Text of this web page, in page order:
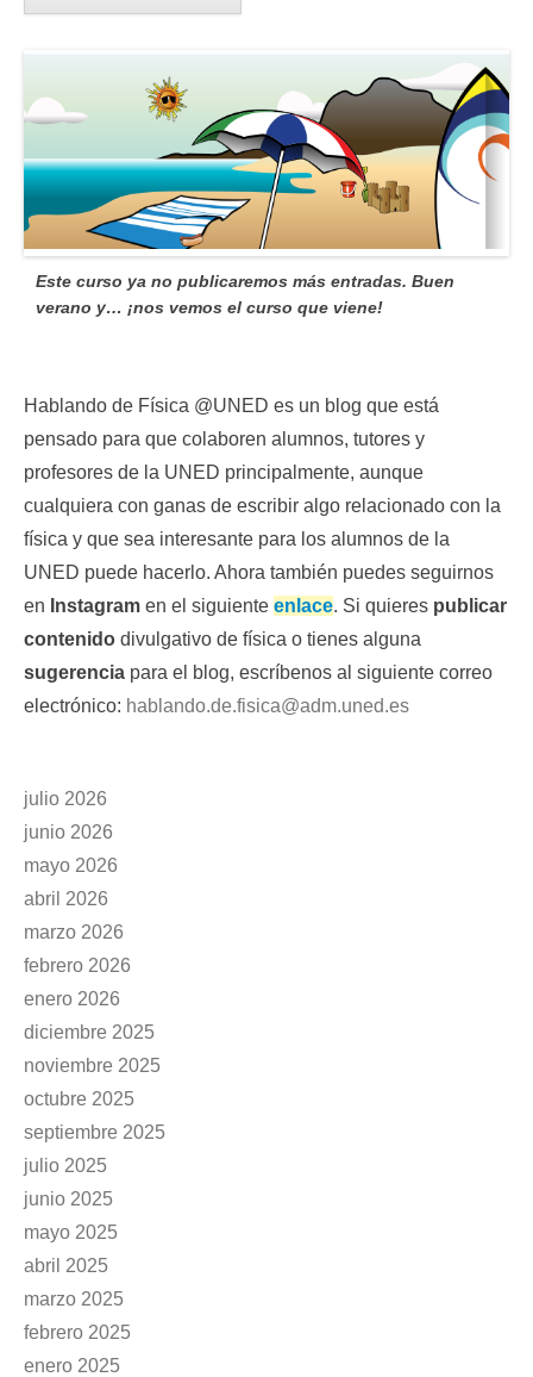
Este curso ya no publicaremos más entradas. Buen
verano y… ¡nos vemos el curso que viene!
Hablando de Física @UNED es un blog que está
pensado para que colaboren alumnos, tutores y
profesores de la UNED principalmente, aunque
cualquiera con ganas de escribir algo relacionado con la
física y que sea interesante para los alumnos de la
UNED puede hacerlo. Ahora también puedes seguirnos
en Instagram en el siguiente enlace. Si quieres publicar
contenido divulgativo de física o tienes alguna
sugerencia para el blog, escríbenos al siguiente correo
electrónico: hablando.de.fisica@adm.uned.es
julio 2026
junio 2026
mayo 2026
abril 2026
marzo 2026
febrero 2026
enero 2026
diciembre 2025
noviembre 2025
octubre 2025
septiembre 2025
julio 2025
junio 2025
mayo 2025
abril 2025
marzo 2025
febrero 2025
enero 2025